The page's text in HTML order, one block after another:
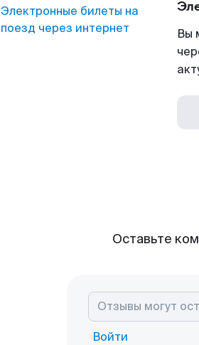
Электронные билеты на
поезд через интернет
Вы
Оставьте
Войти